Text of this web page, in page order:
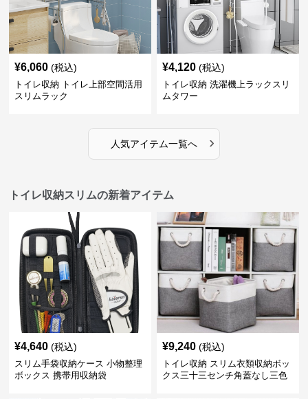
¥6,060 (税込)
トイレ収納 トイレ上部空間活用
スリムラック
¥4,120 (税込)
トイレ収納 洗濯機上ラックスリ
ムタワー
人気アイテム一覧へ ›
トイレ収納スリムの新着アイテム
¥4,640 (税込)
スリム手袋収納ケース 小物整理
ボックス 携帯用収納袋
¥9,240 (税込)
トイレ収納 スリム衣類収納ボッ
クス三十三センチ角蓋なし三色